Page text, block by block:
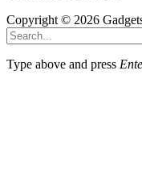
Copyright © 2026
Type above and press